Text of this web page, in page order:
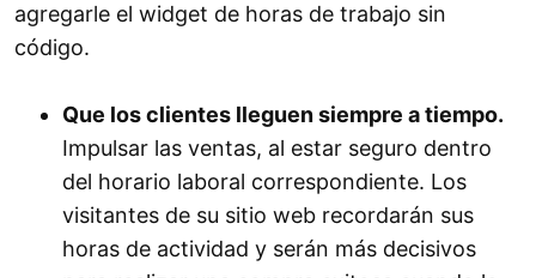
agregarle el widget de horas de trabajo sin
código.
Que los clientes lleguen siempre a tiempo.
Impulsar las ventas, al estar seguro dentro
del horario laboral correspondiente. Los
visitantes de su sitio web recordarán sus
horas de actividad y serán más decisivos